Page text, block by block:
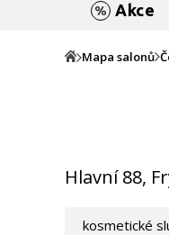
Akce
Mapa salonů
Hlavní 88,
kosmetické